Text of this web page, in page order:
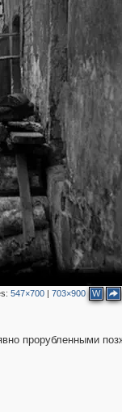
547×700 |703×900 W
прорубленными